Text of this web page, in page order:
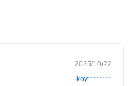
トスチール（114267 / 11 42 6
2025/10/22
koy********